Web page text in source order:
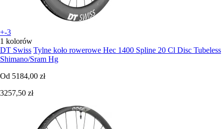
+-3
1 kolorów
DT Swiss Tylne koło rowerowe Hec 1400 Spline 20 Cl Disc Tubeless
Shimano/Sram Hg
Od 5184,00 zł
3257,50 zł